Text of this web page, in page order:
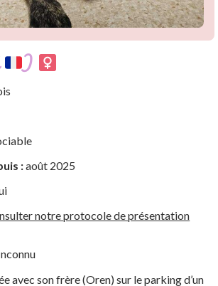
)
:août 2025
notre protocole de présentation
avec son frère (Oren) sur le parking d’un